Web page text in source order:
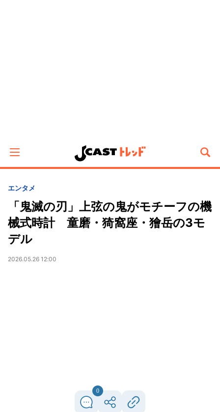
エンタメ
「鬼滅の刃」上弦の鬼がモチーフの機
械式時計 童磨・猗窩座・獪岳の3モ
デル
2026.05.26 12:00
0